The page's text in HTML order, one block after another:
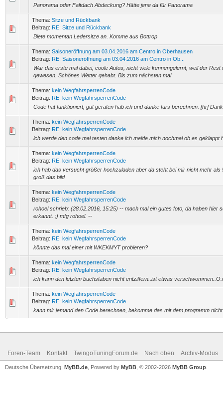
Panorama oder Faltdach Abdeckung? Hätte jene da für Panorama
Thema: Sitze und Rückbank
Beitrag: RE: Sitze und Rückbank
Biete momentan Ledersitze an. Komme aus Bottrop
Thema: Saisoneröffnung am 03.04.2016 am Centro in Oberhausen
Beitrag: RE: Saisoneröffnung am 03.04.2016 am Centro in Ob...
War das erste mal dabei, coole Autos, nicht viele kennengelernt, weil der
gewesen. Schönes Wetter gehabt. Bis zum nächsten mal
Thema: kein WegfahrsperrenCode
Beitrag: RE: kein WegfahrsperrenCode
Code hat funktioniert, gut geraten hab ich und danke fürs berechnen. [hr]
Thema: kein WegfahrsperrenCode
Beitrag: RE: kein WegfahrsperrenCode
ich werde den code mal testen danke ich melde mich nochmal ob es geklappt
Thema: kein WegfahrsperrenCode
Beitrag: RE: kein WegfahrsperrenCode
ich hab das versucht größer hochzuladen aber da steht bei mir nicht mehr als
groß das bild
Thema: kein WegfahrsperrenCode
Beitrag: RE: kein WegfahrsperrenCode
rohoel schrieb: (28.02.2016, 15:25) -- mach mal ein gutes foto, da haben hier
erkannt. ;) mfg rohoel. --
Thema: kein WegfahrsperrenCode
Beitrag: RE: kein WegfahrsperrenCode
könnte das mal einer mit WKEKMYT probieren?
Thema: kein WegfahrsperrenCode
Beitrag: RE: kein WegfahrsperrenCode
ich kann den letzten buchstaben nicht entziffern..ist etwas
Thema: kein WegfahrsperrenCode
Beitrag: RE: kein WegfahrsperrenCode
kann mir jemand den Code berechnen, bekomme das mit dem programm
Foren-Team Kontakt TwingoTuningForum.de Nach oben Archiv-Modus
Deutsche Übersetzung: MyBB.de , Powered by MyBB , © 2002-2026 MyBB Group